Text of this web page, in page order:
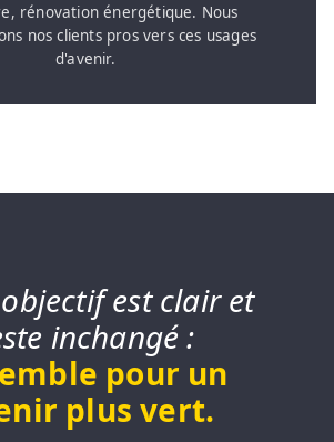
rénovation énergétique. Nous
nos clients pros vers ces usages
d'avenir.
est clair et
inchangé :
pour un
plus vert.